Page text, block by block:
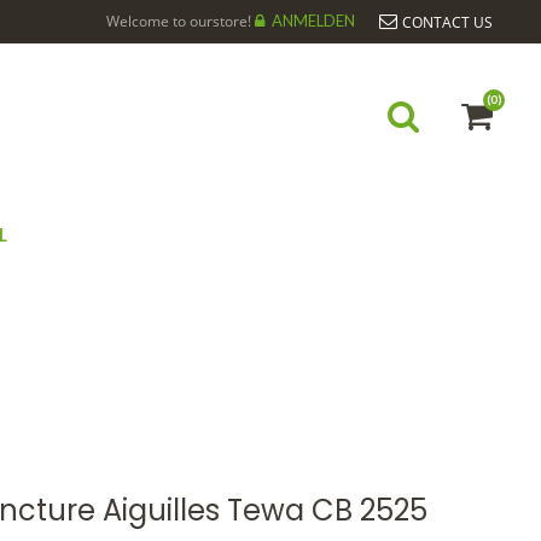
CONTACT US
Welcome to ourstore! ANMELDEN
(0)
Aiguilles Tewa CB 2525